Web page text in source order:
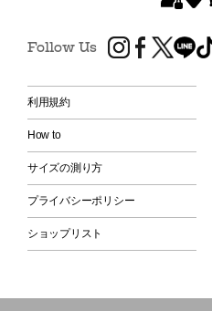
Follow Us
利用規約
How to
サイズの測り方
プライバシーポリシー
ショップリスト